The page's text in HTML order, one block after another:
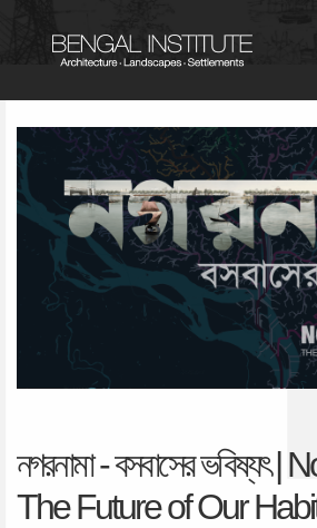
নগরনামা - বসবাসের ভবিষ্যৎ
The Future of Our